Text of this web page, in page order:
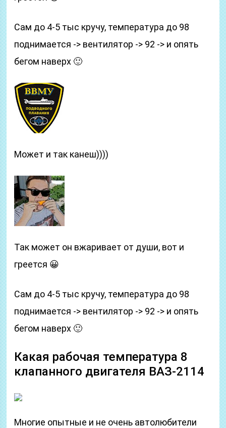
Сам до 4-5 тыс кручу, температура до 98
поднимается -> вентилятор -> 92 -> и опять
бегом наверх 🙂
Может и так канеш))))
Так может он вжаривает от души, вот и
греется 😀
Сам до 4-5 тыс кручу, температура до 98
поднимается -> вентилятор -> 92 -> и опять
бегом наверх 🙂
Какая рабочая температура 8
клапанного двигателя ВАЗ-2114
Многие опытные и не очень автолюбители